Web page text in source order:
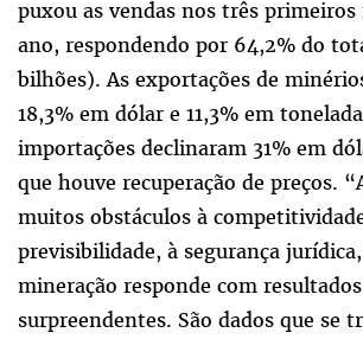
puxou as vendas nos três primeiros
ano, respondendo por 64,2% do
bilhões). As exportações de
18,3% em dólar e 11,3% em
importações declinaram 31% em
que houve recuperação de preços.
muitos obstáculos à
previsibilidade, à segurança
mineração responde com
surpreendentes. São dados que se